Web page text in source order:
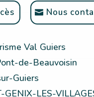
Nous
Val Guiers
de-Beauvoisin
Guiers
LES-